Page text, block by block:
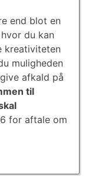
end blot en
du kan
kreativiteten
muligheden
afkald på
til
for aftale om